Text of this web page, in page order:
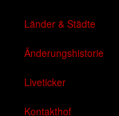
Länder & Städte
Änderungshistorie
Liveticker
Kontakthof